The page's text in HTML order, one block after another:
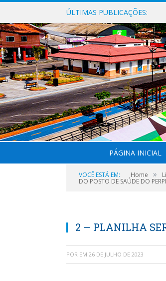
ÚLTIMAS PUBLICAÇÕES:
PÁGINA INICIAL
VOCÊ ESTÁ EM: Home »
DO POSTO DE SAÚDE DO
2 – PLANILHA
POR EM 26 DE JULHO DE 2023